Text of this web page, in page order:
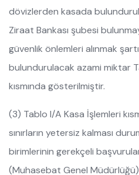
dövizlerden kasada
Ziraat Bankası şubesi
güvenlik önlemleri alınmak
bulundurulacak azami miktar
kısmında gösterilmiştir.
(3) Tablo I/A Kasa İşlemleri
sınırların yetersiz kalması
birimlerinin gerekçeli
(Muhasebat Genel